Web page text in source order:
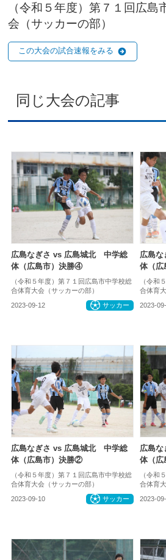
（令和５年度）第７１回広島
会（サッカーの部）
この大会の試合速報をみる
同じ大会の記事
広島なぎさ vs 広島城北 中学総
体（広島市）決勝④
（令和５年度）第７１回広島市中学校総
合体育大会（サッカーの部）
2023-09-12 サッカー
広島
体（
（令和
合体育
2023-
広島なぎさ vs 広島城北 中学総
体（広島市）決勝②
（令和５年度）第７１回広島市中学校総
合体育大会（サッカーの部）
2023-09-10 サッカー
広島
体（
（令和
合体育
2023-